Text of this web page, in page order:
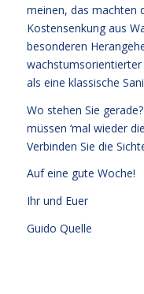
meinen, das machten
Kostensenkung aus
besonderen
als eine klassische
Wo stehen Sie
müssen ‘mal wieder
Verbinden Sie die
Auf eine gute Woche!
Ihr und Euer
Guido Quelle